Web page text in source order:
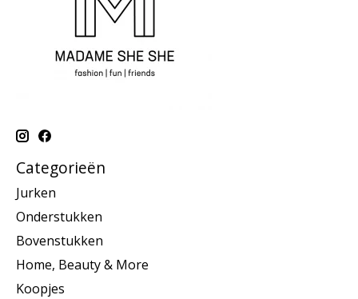
Categorieën
Jurken
Onderstukken
Bovenstukken
Home, Beauty & More
Koopjes